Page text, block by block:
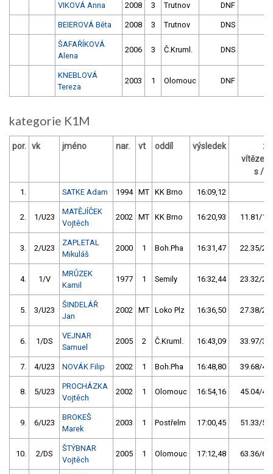
VIKOVÁ Anna 2008 3 Trutnov DNF
BEIEROVÁ Běta 2008 3 Trutnov DNS
ŠAFAŘÍKOVÁ
Alena
2006 3 Č.Kruml. DNS
KNEBLOVÁ
Tereza
2003 1 Olomouc DNF
kategorie K1M
por. vk jméno nar. vt oddíl výsledek
za
vítězem
s / %
1. SATKE Adam 1994 MT KK Brno 16:09,12
2. 1/U23
MATĚJÍČEK
Vojtěch
2002 MT KK Brno 16:20,93 11.81/1,2
3. 2/U23
ZAPLETAL
Mikuláš
2000 1 Boh.Pha 16:31,47 22.35/2,3
4. 1/V
MRŮZEK
Kamil
1977 1 Semily 16:32,44 23.32/2,4
5. 3/U23
ŠINDELÁŘ
Jan
2002 MT Loko Plz 16:36,50 27.38/2,8
6. 1/DS
VEJNAR
Samuel
2005 2 Č.Kruml. 16:43,09 33.97/3,5
7. 4/U23 NOVÁK Filip 2002 1 Boh.Pha 16:48,80 39.68/4,1
8. 5/U23
PROCHÁZKA
Vojtěch
2002 1 Olomouc 16:54,16 45.04/4,6
9. 6/U23
BROKEŠ
Marek
2003 1 Postřelm 17:00,45 51.33/5,3
10. 2/DS
ŠTÝBNAR
Vojtěch
2005 1 Olomouc 17:12,48 63.36/6,5